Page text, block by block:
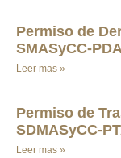
Permiso de
SMASyCC-
Leer mas »
Permiso de
SDMASyCC-
Leer mas »